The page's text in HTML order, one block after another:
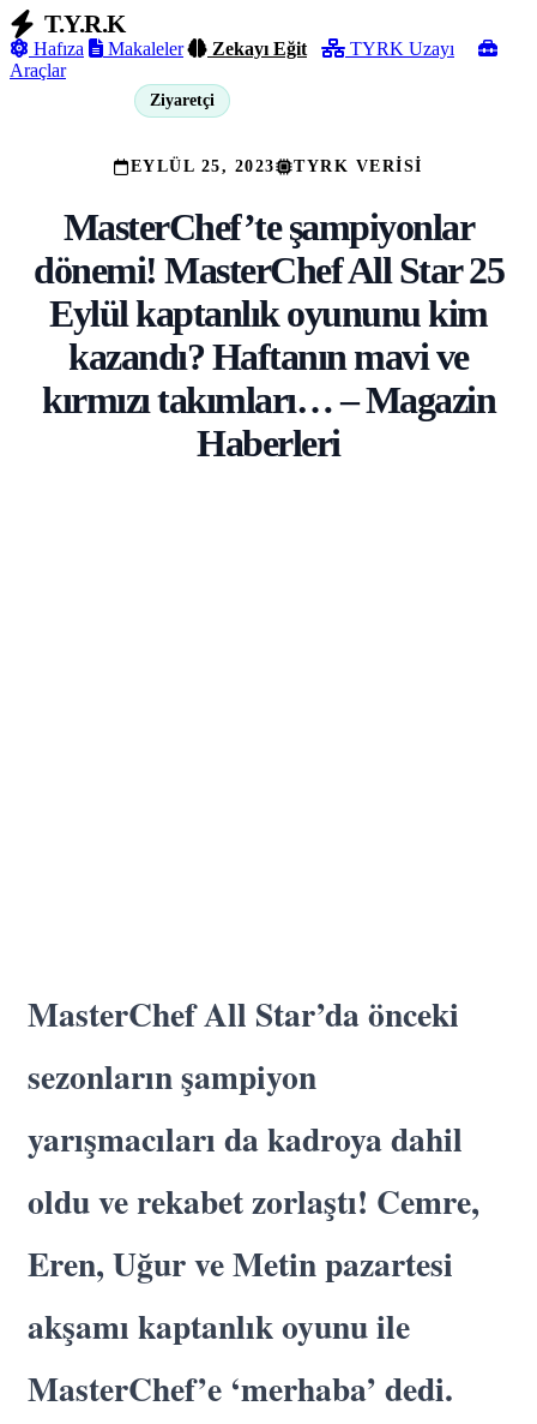
T.Y.R.K
Hafıza Makaleler Zekayı Eğit
TYRK Uzayı
Araçlar
Ziyaretçi
EYLÜL 25, 2023 TYRK VERISI
MasterChef’te şampiyonlar
dönemi! MasterChef All Star 25
Eylül kaptanlık oyununu kim
kazandı? Haftanın mavi ve
kırmızı takımları… – Magazin
Haberleri
MasterChef All Star’da önceki
sezonların şampiyon
yarışmacıları da kadroya dahil
oldu ve rekabet zorlaştı! Cemre,
Eren, Uğur ve Metin pazartesi
akşamı kaptanlık oyunu ile
MasterChef’e ‘merhaba’ dedi.